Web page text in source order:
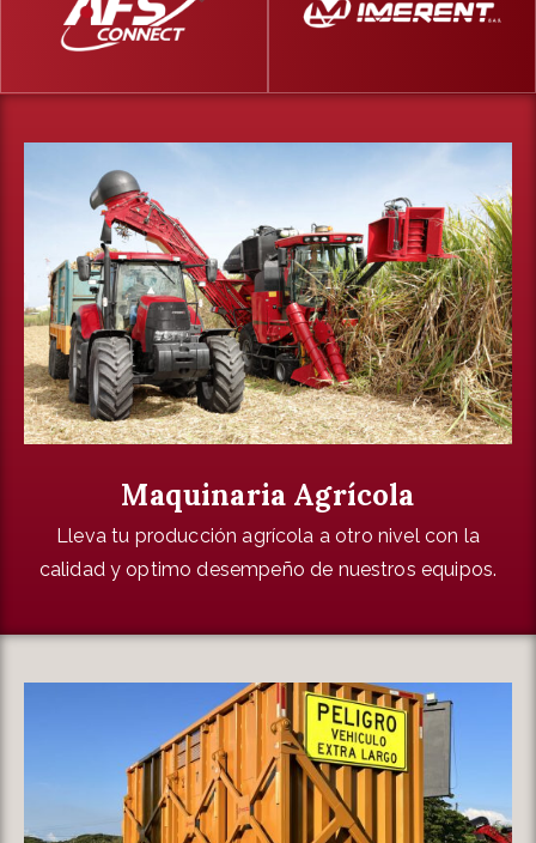
Maquinaria Agrícola
Lleva tu producción agrícola a otro nivel con la
calidad y optimo desempeño de nuestros equipos.